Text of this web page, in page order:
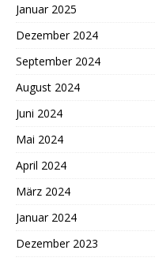
Januar 2025
Dezember 2024
September 2024
August 2024
Juni 2024
Mai 2024
April 2024
März 2024
Januar 2024
Dezember 2023